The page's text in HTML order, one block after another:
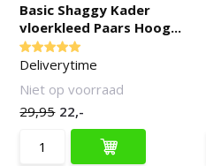
Basic Shaggy Kader
vloerkleed Paars Hoog...
Deliverytime
Niet op voorraad
29,95 22,-